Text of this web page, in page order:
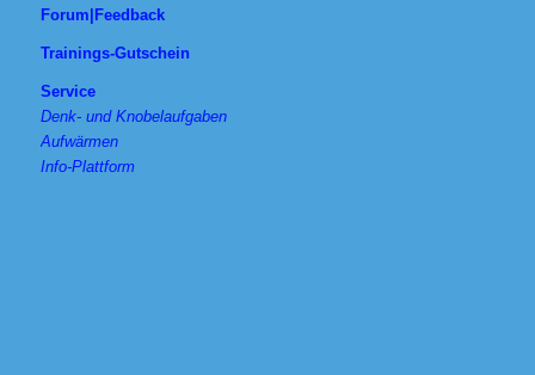
Forum|Feedback
Trainings-Gutschein
Service
Denk- und Knobelaufgaben
Aufwärmen
Info-Plattform